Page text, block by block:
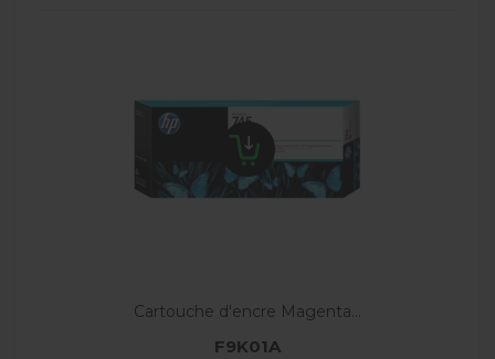
Cartouche d'encre Magenta...
F9K01A